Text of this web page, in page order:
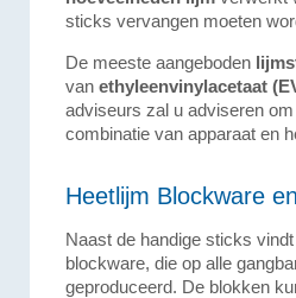
sticks vervangen moeten
De meeste aangeboden
van ethyleenvinylacetaat
adviseurs zal u adviseren
combinatie van apparaat en
Heetlijm Blockware
Naast de handige sticks
blockware, die op alle
geproduceerd. De blokken